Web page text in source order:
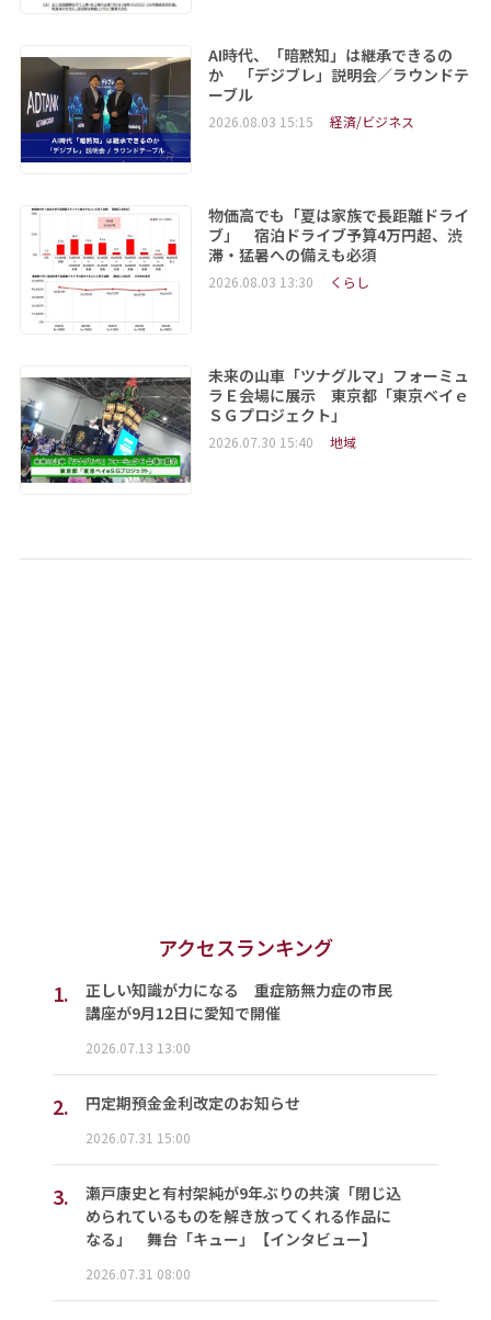
AI時代、「暗黙知」は継承できるの
か 「デジブレ」説明会／ラウンドテ
ーブル
2026.08.03 15:15 経済/ビジネス
物価高でも「夏は家族で長距離ドライ
ブ」 宿泊ドライブ予算4万円超、渋
滞・猛暑への備えも必須
2026.08.03 13:30 くらし
未来の山車「ツナグルマ」フォーミュ
ラＥ会場に展示 東京都「東京ベイｅ
ＳＧプロジェクト」
2026.07.30 15:40 地域
アクセスランキング
1.
正しい知識が力になる 重症筋無力症の市民
講座が9月12日に愛知で開催
2026.07.13 13:00
2. 円定期預金金利改定のお知らせ
2026.07.31 15:00
3.
瀬戸康史と有村架純が9年ぶりの共演「閉じ込
められているものを解き放ってくれる作品に
なる」 舞台「キュー」【インタビュー】
2026.07.31 08:00